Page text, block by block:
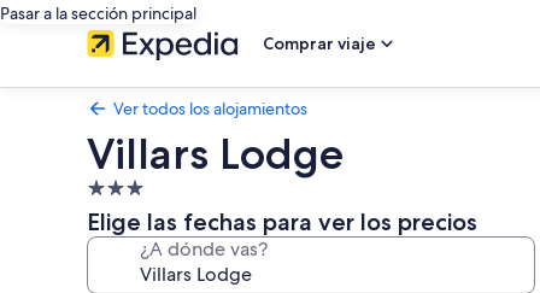
Pasar a la sección principal
Comprar viaje
Ver todos los alojamientos
Villars Lodge
Alojamiento
de
3.0 estrellas
Elige las fechas para ver los precios
¿A dónde vas?